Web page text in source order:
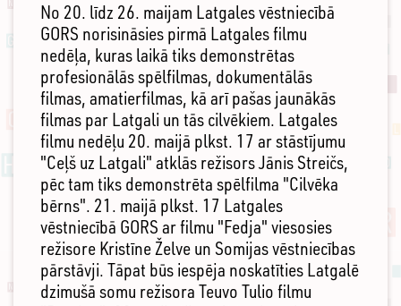
No 20. līdz 26. maijam Latgales vēstniecībā
GORS norisināsies pirmā Latgales filmu
nedēļa, kuras laikā tiks demonstrētas
profesionālās spēlfilmas, dokumentālās
filmas, amatierfilmas, kā arī pašas jaunākās
filmas par Latgali un tās cilvēkiem. Latgales
filmu nedēļu 20. maijā plkst. 17 ar stāstījumu
"Ceļš uz Latgali" atklās režisors Jānis Streičs,
pēc tam tiks demonstrēta spēlfilma "Cilvēka
bērns". 21. maijā plkst. 17 Latgales
vēstniecībā GORS ar filmu "Fedja" viesosies
režisore Kristīne Želve un Somijas vēstniecības
pārstāvji. Tāpat būs iespēja noskatīties Latgalē
dzimušā somu režisora Teuvo Tulio filmu